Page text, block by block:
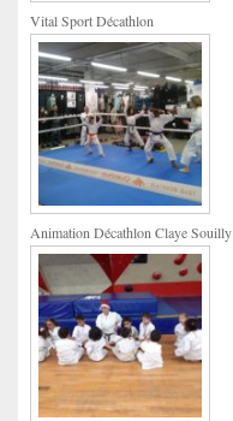
Vital Sport Décathlon
Animation Décathlon Claye Souilly